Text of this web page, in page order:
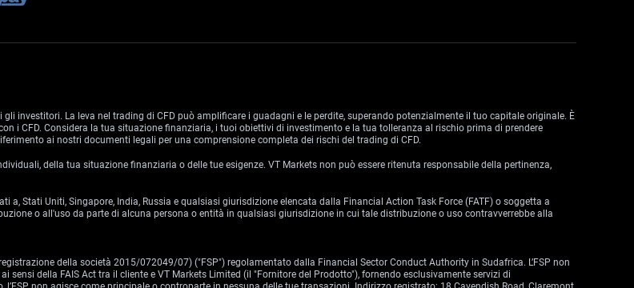
investitori. La leva nel trading di CFD può amplificare i guadagni e le perdite, superando potenzialmente il tuo capitale originale. È
i CFD. Considera la tua situazione finanziaria, i tuoi obiettivi di investimento e la tua tolleranza al rischio prima di prendere
ai nostri documenti legali per una comprensione completa dei rischi del trading di CFD.
della tua situazione finanziaria o delle tue esigenze. VT Markets non può essere ritenuta responsabile della pertinenza,
Stati Uniti, Singapore, India, Russia e qualsiasi giurisdizione elencata dalla Financial Action Task Force (FATF) o soggetta a
o all'uso da parte di alcuna persona o entità in qualsiasi giurisdizione in cui tale distribuzione o uso contravverrebbe alla
della società 2015/072049/07) ("FSP") regolamentato dalla Financial Sector Conduct Authority in Sudafrica. L’FSP non
della FAIS Act tra il cliente e VT Markets Limited (il "Fornitore del Prodotto"), fornendo esclusivamente servizi di